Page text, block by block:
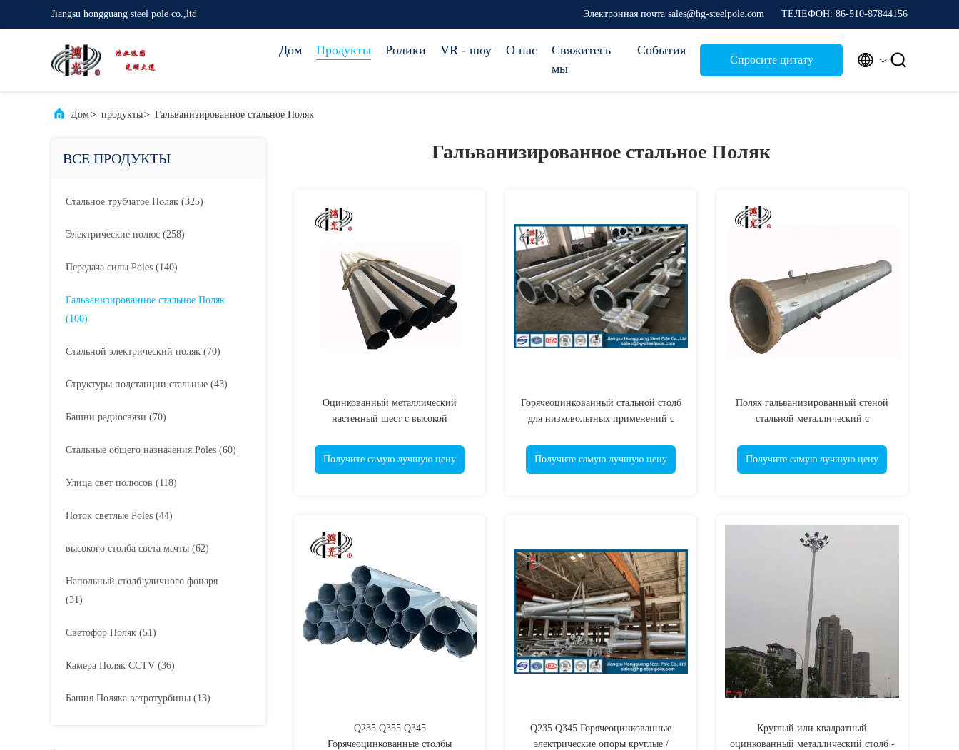
Jiangsu hongguang steel pole co.,ltd Электронная почта sales@hg-steelpole.com ТЕЛЕФОН: 86-510-87844156
Дом Продукты Ролики VR - шоу О нас
Свяжитесь
мы
События
Спросите цитату  
Дом> продукты> Гальванизированное стальное Поляк
ВСЕ ПРОДУКТЫ
Стальное трубчатое Поляк (325)
Электрические полюс (258)
Передача силы Poles (140)
Гальванизированное стальное Поляк
(100)
Стальной электрический поляк (70)
Структуры подстанции стальные (43)
Башни радиосвязи (70)
Стальные общего назначения Poles (60)
Улица свет полюсов (118)
Поток светлые Poles (44)
высокого столба света мачты (62)
Напольный столб уличного фонаря
(31)
Светофор Поляк (51)
Камера Поляк CCTV (36)
Башня Поляка ветротурбины (13)
Гальванизированное стальное Поляк
Оцинкованный металлический
настенный шест с высокой
Получите самую лучшую цену
Горячеоцинкованный стальной столб
для низковольтных применений с
Получите самую лучшую цену
Поляк гальванизированный стеной
стальной металлический с
Получите самую лучшую цену
Q235 Q355 Q345
Горячеоцинкованные столбы
Q235 Q345 Горячеоцинкованные
электрические опоры круглые /
Круглый или квадратный
оцинкованный металлический столб -